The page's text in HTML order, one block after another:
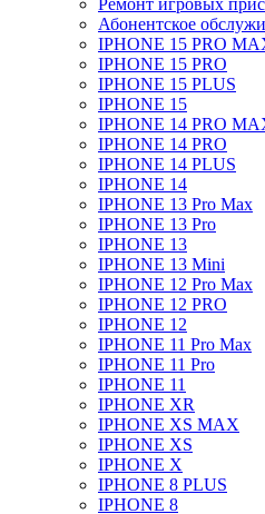
Ремонт игровых
Абонентское
IPHONE 15 PRO
IPHONE 15 PRO
IPHONE 15 PLUS
IPHONE 15
IPHONE 14 PRO
IPHONE 14 PRO
IPHONE 14 PLUS
IPHONE 14
IPHONE 13 Pro Max
IPHONE 13 Pro
IPHONE 13
IPHONE 13 Mini
IPHONE 12 Pro Max
IPHONE 12 PRO
IPHONE 12
IPHONE 11 Pro Max
IPHONE 11 Pro
IPHONE 11
IPHONE XR
IPHONE XS MAX
IPHONE XS
IPHONE X
IPHONE 8 PLUS
IPHONE 8